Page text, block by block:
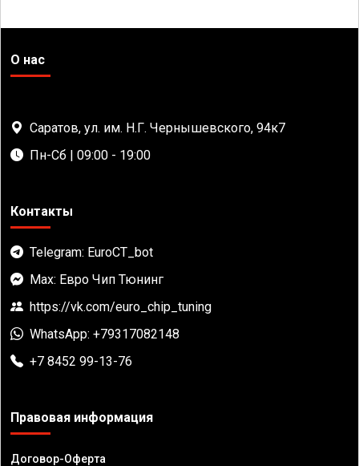
О нас
Саратов, ул. им. Н.Г. Чернышевского, 94к7
Пн-Сб | 09:00 - 19:00
Контакты
Telegram: EuroCT_bot
Max: Евро Чип Тюнинг
https://vk.com/euro_chip_tuning
WhatsApp: +79317082148
+7 8452 99-13-76
Правовая информация
Договор-Оферта